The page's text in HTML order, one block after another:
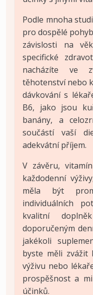
Podle mnoha
pro dospělé
závislosti na
specifické
nacházíte ve
těhotenství nebo
dávkování s
B6, jako jsou
banány, a
součástí vaší
adekvátní příjem.
V závěru,
každodenní
měla být
individuálních
kvalitní
doporučeným
jakékoli
byste měli zvážit
výživu nebo
prospěšnost a
účinků.